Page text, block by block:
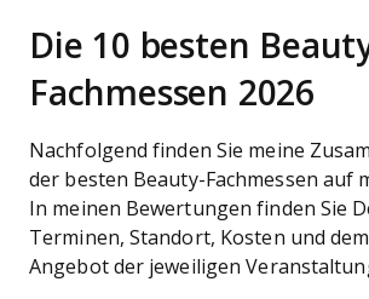
Die 10 besten
Fachmessen 2026
Nachfolgend finden Sie meine
der besten Beauty-Fachmessen auf
In meinen Bewertungen finden Sie
Terminen, Standort, Kosten und
Angebot der jeweiligen